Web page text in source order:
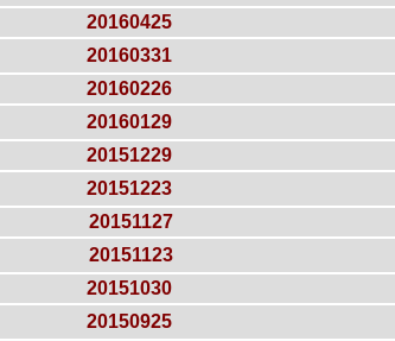
20160425
20160331
20160226
20160129
20151229
20151223
20151127
20151123
20151030
20150925